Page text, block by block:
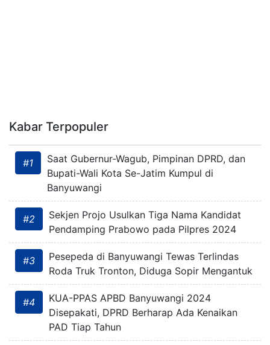
Kabar Terpopuler
#1
Saat Gubernur-Wagub, Pimpinan DPRD, dan
Bupati-Wali Kota Se-Jatim Kumpul di
Banyuwangi
#2
Sekjen Projo Usulkan Tiga Nama Kandidat
Pendamping Prabowo pada Pilpres 2024
#3
Pesepeda di Banyuwangi Tewas Terlindas
Roda Truk Tronton, Diduga Sopir Mengantuk
#4
KUA-PPAS APBD Banyuwangi 2024
Disepakati, DPRD Berharap Ada Kenaikan
PAD Tiap Tahun